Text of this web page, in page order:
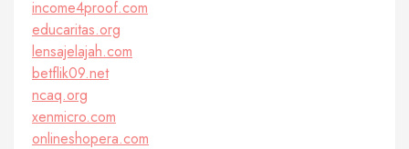
income4proof.com
educaritas.org
lensajelajah.com
betflik09.net
ncaq.org
xenmicro.com
onlineshopera.com